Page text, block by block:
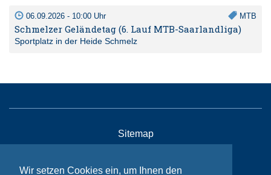
Wir setzen Cookies ein, um Ihnen den
06.09.2026 - 10:00 Uhr MTB
Schmelzer Geländetag (6. Lauf MTB-Saarlandliga)
Sportplatz in der Heide Schmelz
Sitemap